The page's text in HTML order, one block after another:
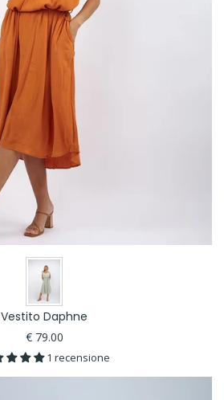
Vestito Daphne
€ 79.00
1 recensione